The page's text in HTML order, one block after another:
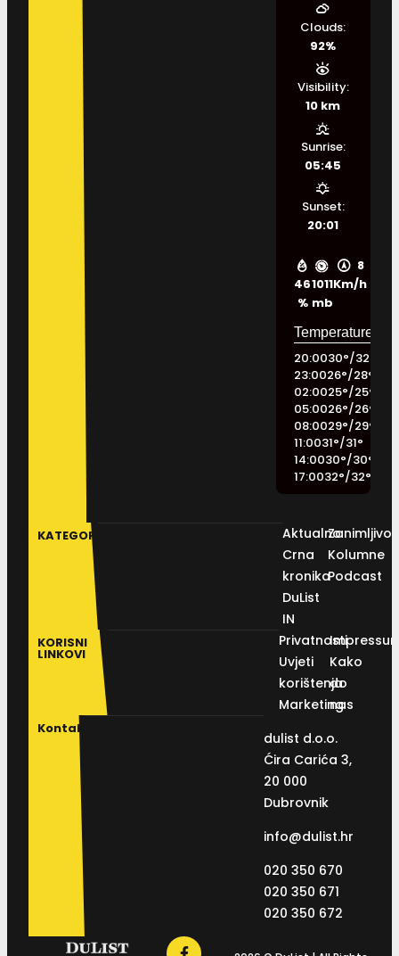
46
%
1011
mb
8
Km/h
Clouds:
92%
Visibility:
10 km
Sunrise:
05:45
Sunset:
20:01
20:0030°/32
23:0026°/28°
02:0025°/25°
05:0026°/26°
08:0029°/29°
11:0031°/31°
14:0030°/30°
17:0032°/32°
KATEGORIJE
Aktualno
Crna
kronika
DuList
IN
Kolumne
Podcast
KORISNI
LINKOVI
Privatnosti
Uvjeti
korištenja
Marketing
Kako
do
nas
Kontakt
dulist d.o.o.
Ćira Carića 3,
20 000
Dubrovnik
info@dulist.hr
020 350 670
020 350 671
020 350 672